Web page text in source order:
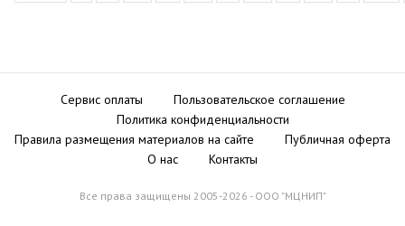
Сервис оплаты
Пользовательское соглашение
Политика конфиденциальности
Правила размещения материалов на сайте
Публичная оферта
О нас
Контакты
Все права защищены 2005-2026 - ООО "МЦНИП"